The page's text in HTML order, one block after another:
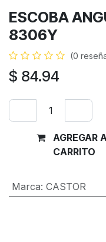
ESCOBA
8306Y
(0
$ 84.94
AGREGAR
CARRITO
Marca: CASTOR